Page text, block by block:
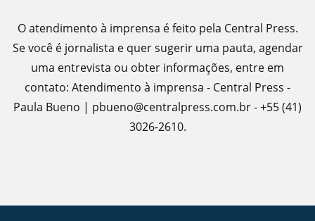
O atendimento à imprensa é feito pela Central Press.
Se você é jornalista e quer sugerir uma pauta, agendar
uma entrevista ou obter informações, entre em
contato: Atendimento à imprensa - Central Press -
Paula Bueno | pbueno@centralpress.com.br - +55 (41)
3026-2610.